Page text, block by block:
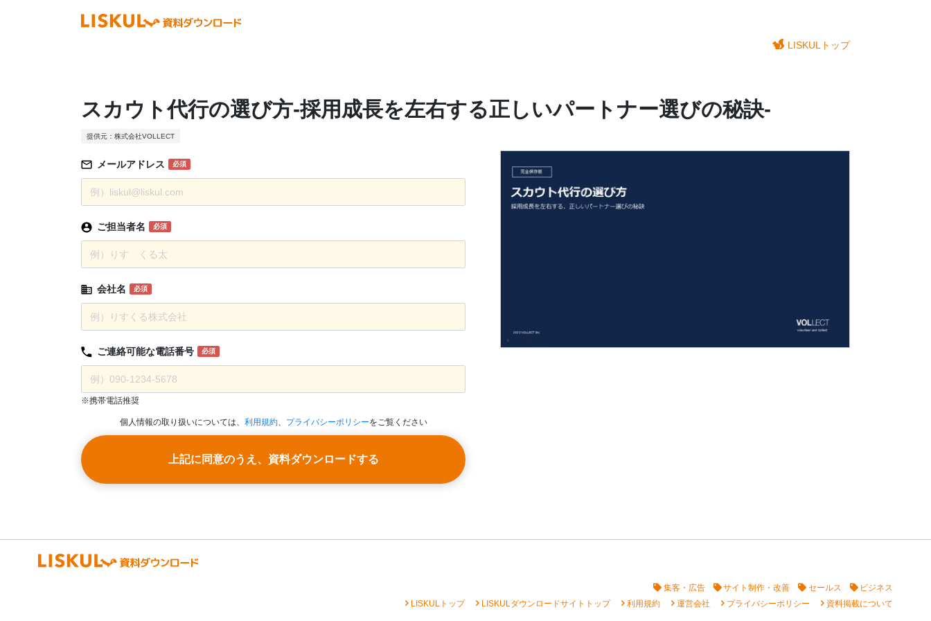
LISKULトップ
スカウト代行の選び方-採用成⻑を左右する正しいパートナー選びの秘訣-
提供元：株式会社VOLLECT
メールアドレス 必須
ご担当者名 必須
会社名 必須
ご連絡可能な電話番号 必須
※携帯電話推奨
個人情報の取り扱いについては、 利用規約、 プライバシーポリシーをご覧ください
上記に同意のうえ、資料ダウンロードする
集客・広告 サイト制作・改善 セールス ビジネス
chevron_rightLISKULトップ chevron_rightLISKULダウンロードサイトトップ chevron_right利用規約 chevron_right運営会社 chevron_rightプライバシーポリシー chevron_right資料掲載について